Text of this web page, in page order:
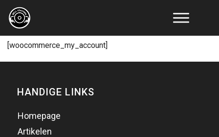
Online
Resultaten
[woocommerce_my_account]
HANDIGE LINKS
Homepage
Artikelen